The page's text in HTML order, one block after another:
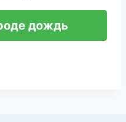
дождь